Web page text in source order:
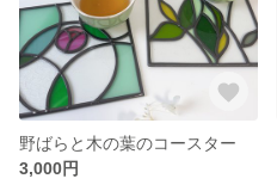
野ばらと木の葉のコースター
3,000円